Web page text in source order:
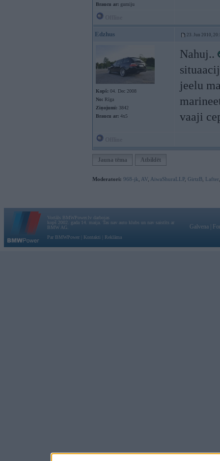
Braucu ar: gumiju
Edzhus 23. Jun 2010,
Kopš: 04. Dec 2008
No: Rīga
Ziņojumi: 3842
Braucu ar: 4x5
Nahuj..
jeelu
vaaji
Jauna tēma Atbildēt
Moderatori: 968-jk AV AiwaShuraLLP, GirtzB Lafter
Vortāls BMWPower.lv darbojas
kopš 2002. gada 14. maija. Tas nav auto klubs un nav saistīts ar
BMW AG.
Par BMWPower
Kontakti Reklāma
Galvena